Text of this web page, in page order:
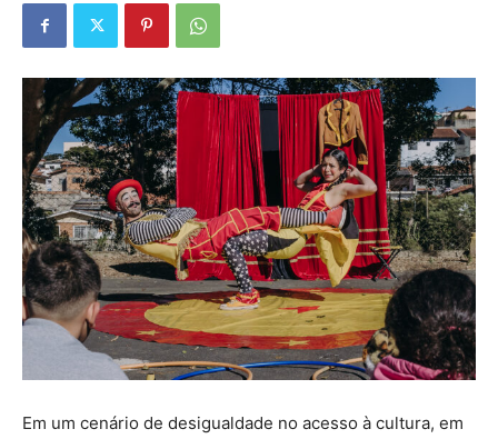
Em um cenário de desigualdade no acesso à cultura, em